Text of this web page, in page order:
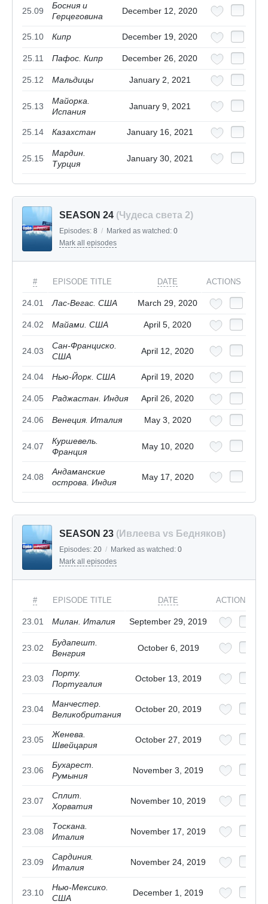
25.09
Босния и
Герцеговина
December 12, 2020
25.10 Кипр December 19, 2020
25.11 Пафос. Кипр December 26, 2020
25.12 Мальдицы January 2, 2021
25.13
Майорка.
Испания
January 9, 2021
25.14 Казахстан January 16, 2021
25.15
Мардин.
Турция
January 30, 2021
SEASON 24 (Чудеса света 2)
Episodes: 8 / Marked as watched: 0
Mark all episodes
# EPISODE TITLE DATE ACTIONS
24.01 Лас-Вегас. США March 29, 2020
24.02 Майами. США April 5, 2020
24.03
Сан-Франциско.
США
April 12, 2020
24.04 Нью-Йорк. США April 19, 2020
24.05 Раджастан. Индия April 26, 2020
24.06 Венеция. Италия May 3, 2020
24.07
Куршевель.
Франция
May 10, 2020
24.08
Андаманские
острова. Индия
May 17, 2020
SEASON 23 (Ивлеева vs Бедняков)
Episodes: 20 / Marked as watched: 0
Mark all episodes
# EPISODE TITLE DATE ACTIONS
23.01 Милан. Италия September 29, 2019
23.02
Будапешт.
Венгрия
October 6, 2019
23.03
Порту.
Португалия
October 13, 2019
23.04
Манчестер.
Великобритания
October 20, 2019
23.05
Женева.
Швейцария
October 27, 2019
23.06
Бухарест.
Румыния
November 3, 2019
23.07
Сплит.
Хорватия
November 10, 2019
23.08
Тоскана.
Италия
November 17, 2019
23.09
Сардиния.
Италия
November 24, 2019
23.10
Нью-Мексико.
США
December 1, 2019